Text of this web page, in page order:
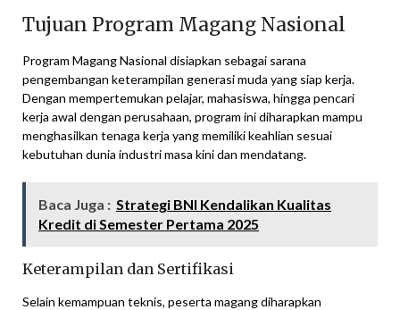
Tujuan Program Magang Nasional
Program Magang Nasional disiapkan sebagai sarana
pengembangan keterampilan generasi muda yang siap kerja.
Dengan mempertemukan pelajar, mahasiswa, hingga pencari
kerja awal dengan perusahaan, program ini diharapkan mampu
menghasilkan tenaga kerja yang memiliki keahlian sesuai
kebutuhan dunia industri masa kini dan mendatang.
Baca Juga : Strategi BNI Kendalikan Kualitas
Kredit di Semester Pertama 2025
Keterampilan dan Sertifikasi
Selain kemampuan teknis, peserta magang diharapkan